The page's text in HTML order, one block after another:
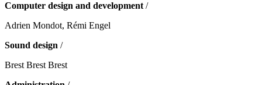
Computer design and development /
Adrien Mondot, Rémi Engel
Sound design /
Brest Brest Brest